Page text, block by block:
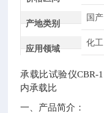
产地类别
国产
应用领域
化工
承载比试验仪CBR-1
内承载比
一、产品简介：